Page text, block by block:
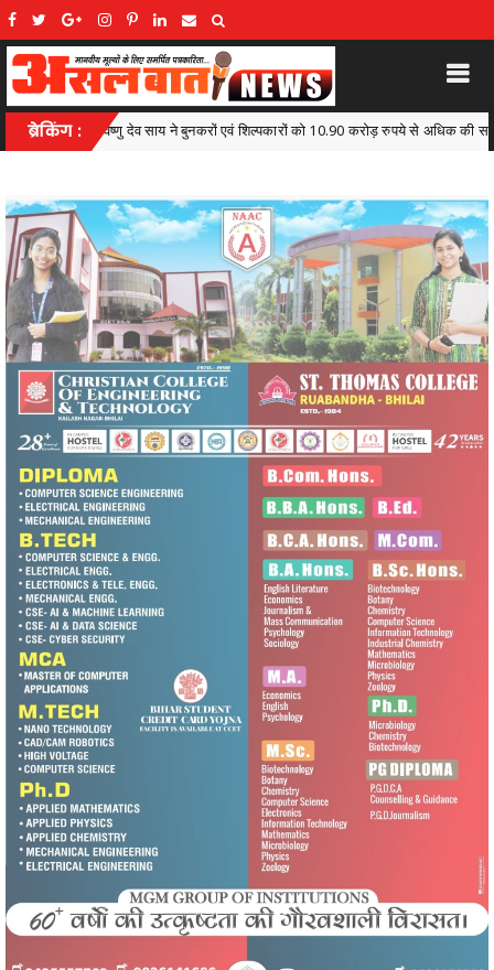
ब्रेकिंग :
को 10.90 करोड़ रुपये से अधिक की सहायता एवं पुरस्कार राशि प्रदान की,प्रदेश स्तरीय